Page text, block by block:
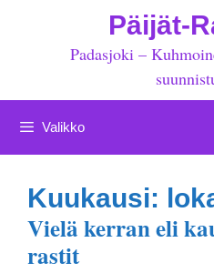
Päijät-
Padasjoki –
Valikko
Kuukausi:
Vielä kerran eli
rastit